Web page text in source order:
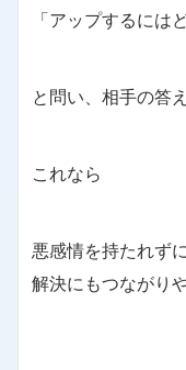
「アップするには
と問い、相手の答
これなら
悪感情を持たれず
解決にもつながり